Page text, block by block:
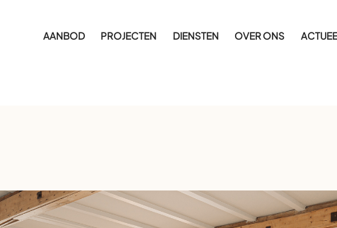
AANBOD PROJECTEN DIENSTEN OVER ONS